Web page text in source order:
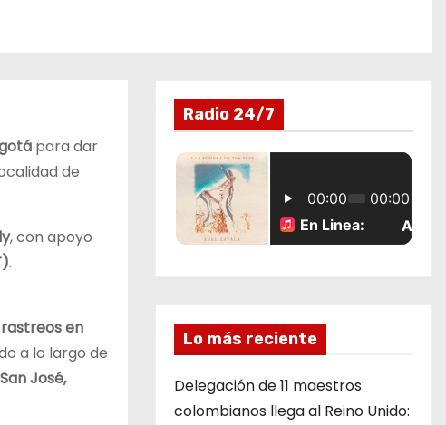
para dar
de
, con apoyo
.
en
a lo largo de
José,
Radio 24/7
Lo más reciente
Delegación de 11 maestros
colombianos llega al Reino Unido: